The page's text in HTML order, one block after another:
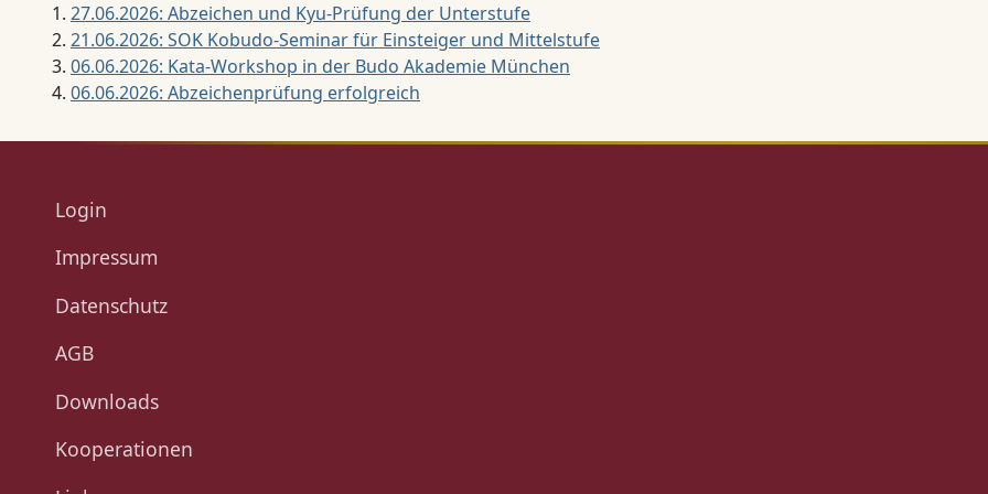
27.06.2026: Abzeichen und Kyu-Prüfung der Unterstufe
21.06.2026: SOK Kobudo-Seminar für Einsteiger und Mittelstufe
06.06.2026: Kata‑Workshop in der Budo Akademie München
06.06.2026: Abzeichenprüfung erfolgreich
Login
Impressum
Datenschutz
AGB
Downloads
Kooperationen